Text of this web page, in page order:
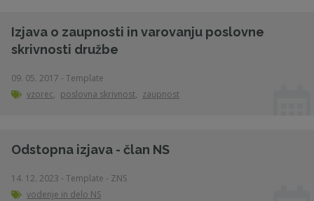
Izjava o zaupnosti in varovanju poslovne
skrivnosti družbe
09. 05. 2017 - Template
vzorec, poslovna skrivnost, zaupnost
Odstopna izjava - član NS
14. 12. 2023 - Template - ZNS
vodenje in delo NS